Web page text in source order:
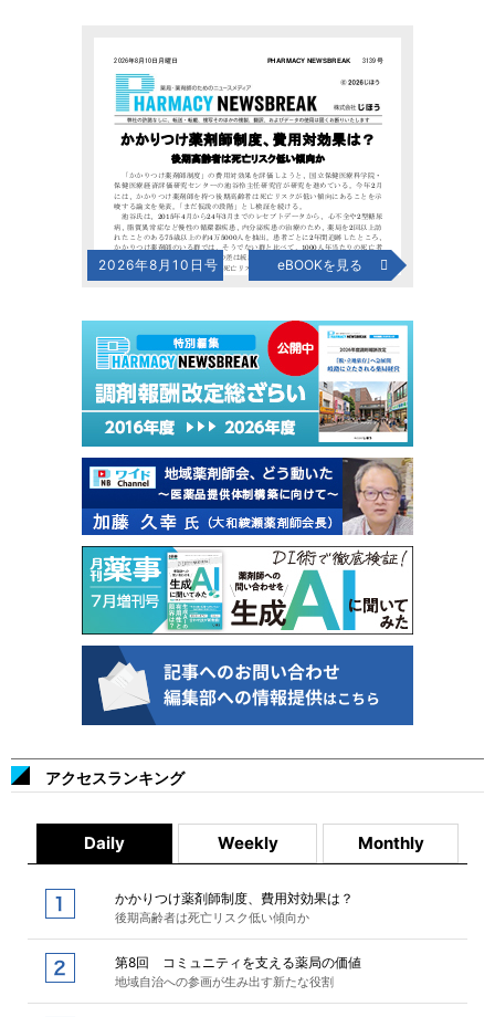
2026年8月10日号 eBOOKを見る
アクセスランキング
Daily Weekly Monthly
かかりつけ薬剤師制度、費用対効果は？
後期高齢者は死亡リスク低い傾向か
第8回 コミュニティを支える薬局の価値
地域自治への参画が生み出す新たな役割